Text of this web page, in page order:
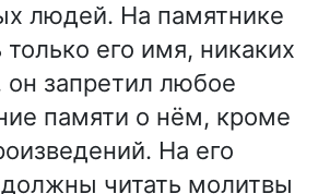
людей. На памятнике
его имя, никаких
он запретил любое
памяти о нём, кроме
На его
читать молитвы